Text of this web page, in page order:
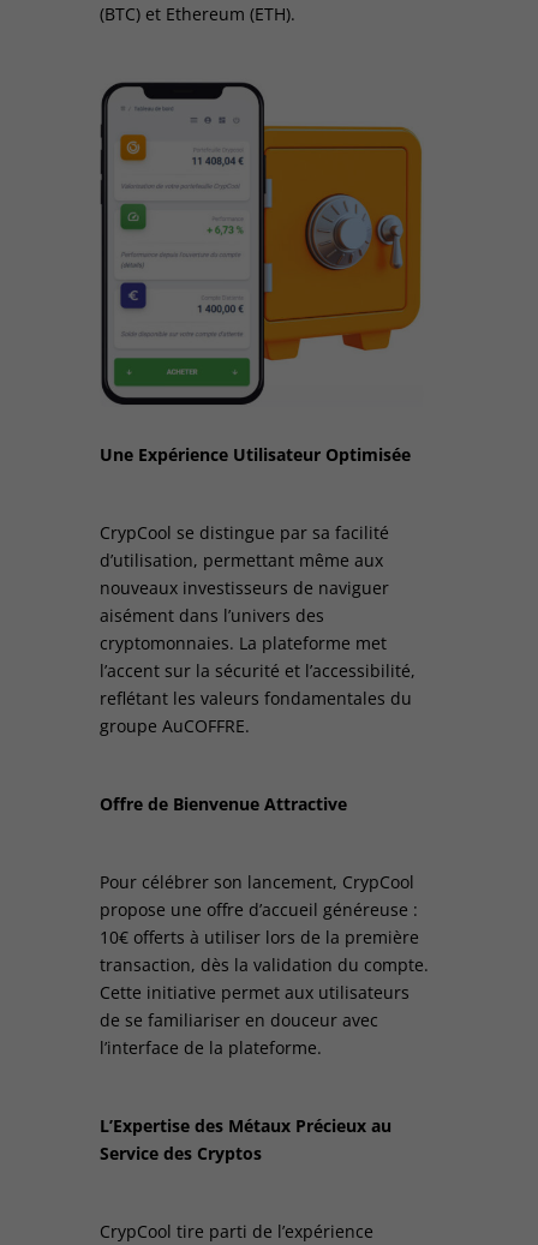
(BTC) et Ethereum (ETH).
Une Expérience Utilisateur Optimisée
CrypCool se distingue par sa facilité
d’utilisation, permettant même aux
nouveaux investisseurs de naviguer
aisément dans l’univers des
cryptomonnaies. La plateforme met
l’accent sur la sécurité et l’accessibilité,
reflétant les valeurs fondamentales du
groupe AuCOFFRE.
Offre de Bienvenue Attractive
Pour célébrer son lancement, CrypCool
propose une offre d’accueil généreuse :
10€ offerts à utiliser lors de la première
transaction, dès la validation du compte.
Cette initiative permet aux utilisateurs
de se familiariser en douceur avec
l’interface de la plateforme.
L’Expertise des Métaux Précieux au
Service des Cryptos
CrypCool tire parti de l’expérience